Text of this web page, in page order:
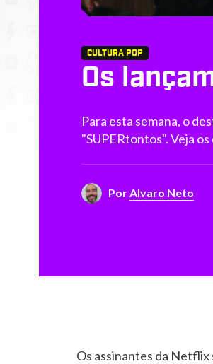
CULTURA POP
Os
Para esta semana, o
"SUPERtontos". Veja
PorAlvaro Neto
Os assinantes da Netflix